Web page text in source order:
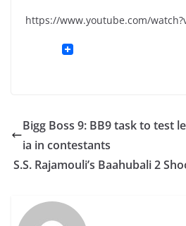
https://www.youtube.com/
Bigg Boss 9: BB9 task to test
ia in contestants
S.S. Rajamouli’s Baahubali 2